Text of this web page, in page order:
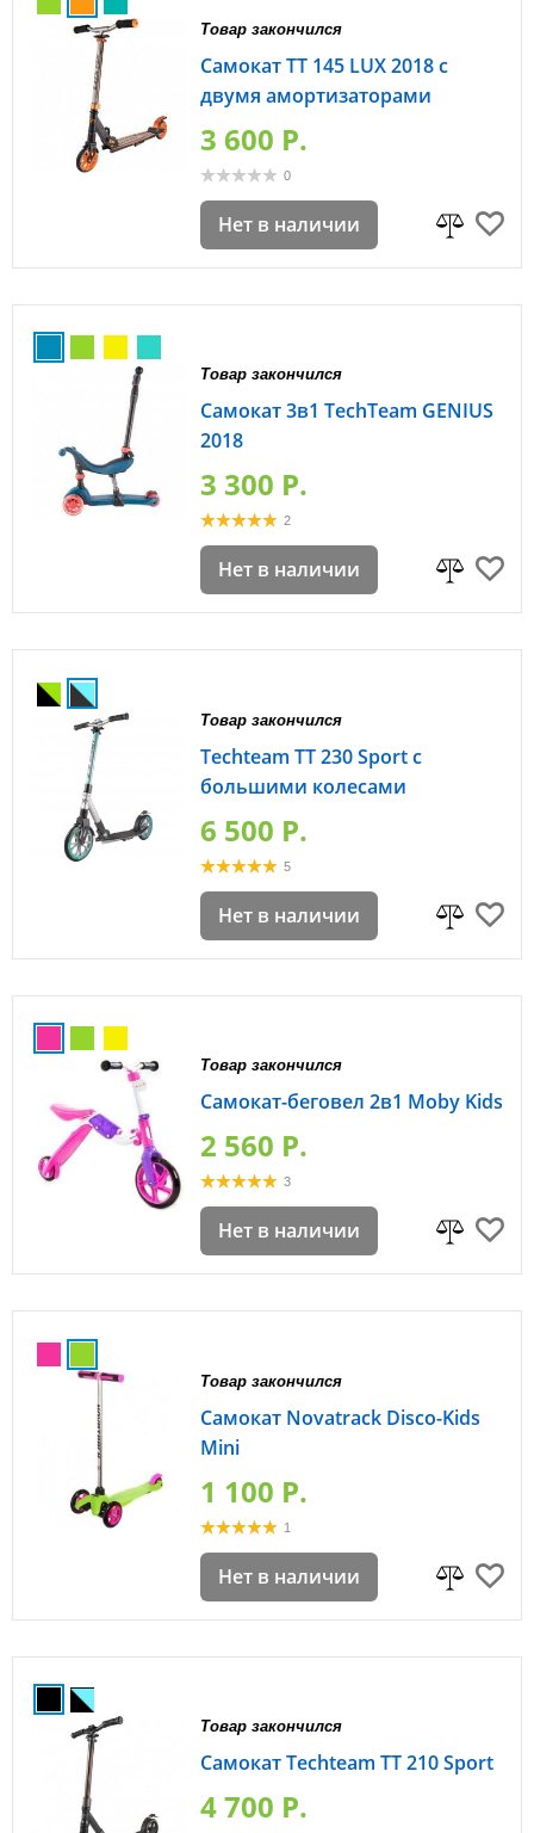
Товар закончился
Самокат TT 145 LUX 2018 с
двумя амортизаторами
3 600 P.
0
Нет в наличии
Товар закончился
Самокат 3в1 TechTeam GENIUS
2018
3 300 P.
2
Нет в наличии
Товар закончился
Techteam ТТ 230 Sport с
большими колесами
6 500 P.
5
Нет в наличии
Товар закончился
Самокат-беговел 2в1 Moby Kids
2 560 P.
3
Нет в наличии
Товар закончился
Самокат Novatrack Disco-Kids
Mini
1 100 P.
1
Нет в наличии
Товар закончился
Самокат Techteam ТТ 210 Sport
4 700 P.